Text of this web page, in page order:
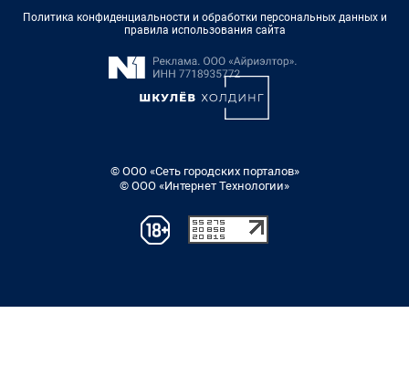
Политика конфиденциальности и обработки персональных данных и
правила использования сайта
© ООО «Сеть городских порталов»
© ООО «Интернет Технологии»